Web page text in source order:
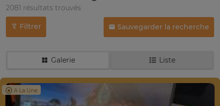
2081 résultats trouvés
Filtrer Sauvegarder la recherche
Galerie Liste
A La Une